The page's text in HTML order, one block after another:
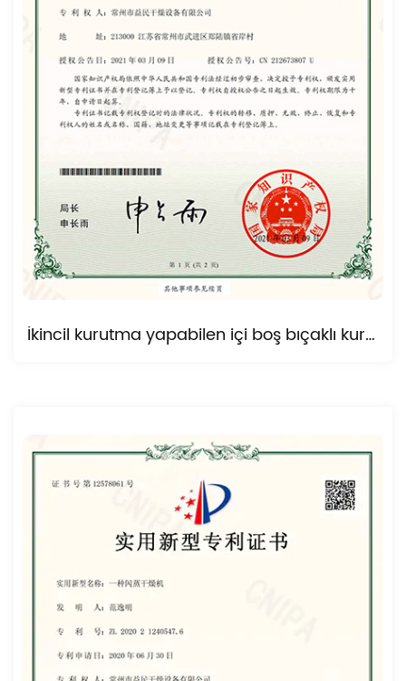
İkincil kurutma yapabilen içi boş bıçaklı kurutucu